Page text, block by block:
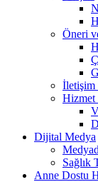
Öneri
Hizmet
Dijital Medya
Sağlık
Anne Dostu